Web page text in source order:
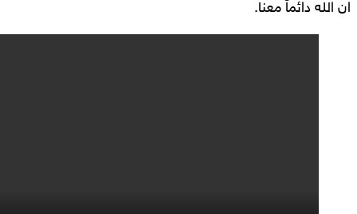
ان الله دائماً معنا.